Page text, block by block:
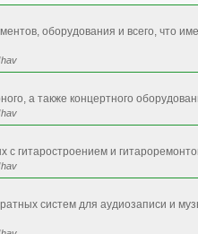
оборудования и всего, что
а также концертного
с гитаростроением и
систем для аудиозаписи и